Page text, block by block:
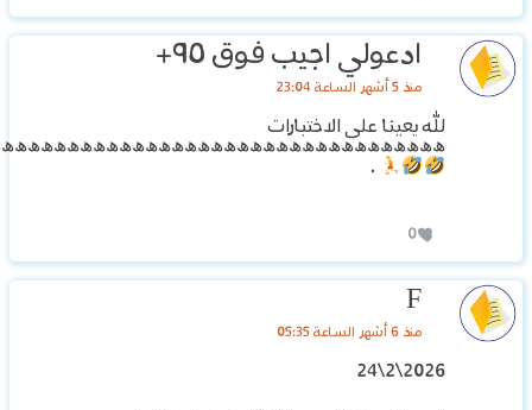
ادعولي اجيب فوق ٩٥+
منذ 5 أشهر الساعة 23:04
لله يعينا على الاختبارات
.
0
F
منذ 6 أشهر الساعة 05:35
2026\2\24